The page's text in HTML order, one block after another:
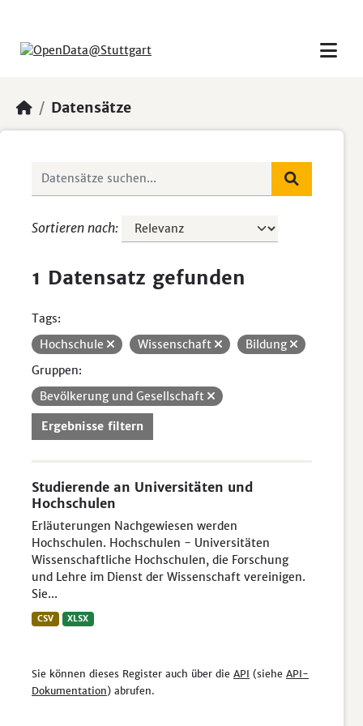
Datensätze
Sortieren nach
1 Datensatz gefunden
Tags:
Hochschule
Wissenschaft
Bildung
Gruppen:
Bevölkerung und Gesellschaft
Ergebnisse filtern
Studierende an Universitäten und
Hochschulen
Erläuterungen Nachgewiesen werden
Hochschulen. Hochschulen - Universitäten
Wissenschaftliche Hochschulen, die Forschung
und Lehre im Dienst der Wissenschaft vereinigen.
Sie...
CSV XLSX
Sie können dieses Register auch über die API (siehe API-
Dokumentation) abrufen.